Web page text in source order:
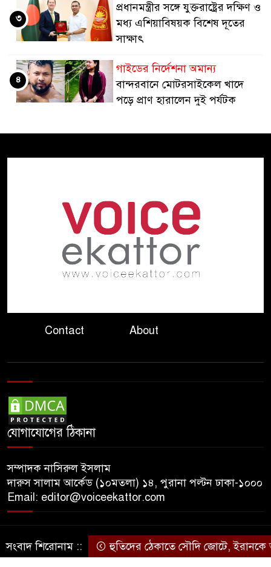
প্রধানমন্ত্রীর সঙ্গে যুক্তরাষ্ট্রের দক্ষিণ ও
মধ্য এশিয়াবিষয়ক বিশেষ দূতের
সাক্ষাৎ
৩
গাইডের নির্দেশনা অমান্য
বান্দরবানে মোটরসাইকেল খাদে
পড়ে প্রাণ হারালেন দুই পর্যটক
৪
কারাদণ্ড
স্বস্তির আভাস তবুও কাটেনি শঙ্কা
সমঝোতা স্মারক লঙ্ঘনের পর
যুক্তরাষ্ট্রের নিহত ২০০ ছাড়িয়েছে:
আইআরজিসি
মাছশূন্য ভবিষ্যতের অশনিসংকেত
ভোগান্তি
৯
Contact About
যোগাযোগের ঠিকানা
সম্পাদক নাসিরুল ইসলাম
দারুস সালাম আর্কেড (১০মতলা) ১৪, পুরানা পল্টন ঢাকা-১০০০
Email: editor@voiceekattor.com
© Copyright By © Voice Ekattor
সংবাদ শিরোনাম :: হুতিদের ঠেকাতে সৌদি জোটে, ইরানকে